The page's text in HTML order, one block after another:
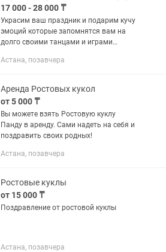
17 000 - 28 000 ₸
Украсим ваш праздник и подарим кучу
эмоций которые запомнятся вам на
долго своими танцами и играми
3.Девичник 4.Мальчишник 5.подойдет
Астана, позавчера
Аренда Ростовых кукол
от 5 000 ₸
Вы можете взять Ростовую куклу
Панду в аренду. Сами надеть на себя и
поздравить своих родных!
Астана, позавчера
Ростовые куклы
от 15 000 ₸
Поздравление от ростовой куклы
Астана, позавчера